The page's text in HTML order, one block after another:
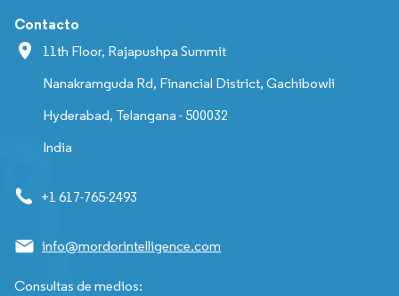
Contacto
11th Floor, Rajapushpa Summit
Nanakramguda Rd, Financial District, Gachibowli
Hyderabad, Telangana - 500032
India
+1 617-765-2493
info@mordorintelligence.com
Consultas de medios: